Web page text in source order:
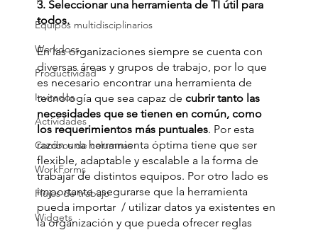
Equipos multidisciplinarios
Workdocs
Productividad
Invitados
Actividades
Combos de columnas
WorkForms
Flujos de trabajo
Widgets
3. Seleccionar una herramienta de TI útil para
todos.
En las organizaciones siempre se cuenta con
diversas áreas y grupos de trabajo, por lo que
es necesario encontrar una herramienta de
tecnología que sea capaz de cubrir tanto las
necesidades que se tienen en común, como
los requerimientos más puntuales. Por esta
razón una herramienta óptima tiene que ser
flexible, adaptable y escalable a la forma de
trabajar de distintos equipos. Por otro lado es
importante asegurarse que la herramienta
pueda importar  / utilizar datos ya existentes en
la organización y que pueda ofrecer reglas